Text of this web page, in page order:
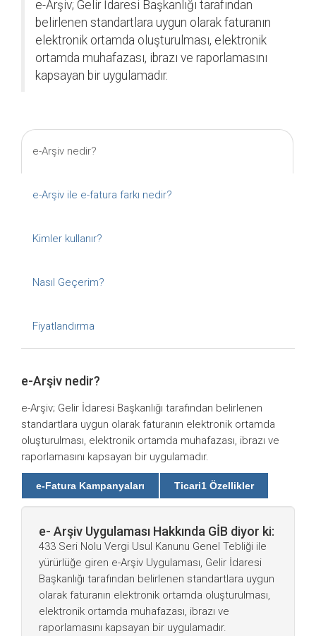
e-Arşiv; Gelir İdaresi Başkanlığı tarafından
belirlenen standartlara uygun olarak faturanın
elektronik ortamda oluşturulması, elektronik
ortamda muhafazası, ibrazı ve raporlamasını
kapsayan bir uygulamadır.
e-Arşiv nedir?
e-Arşiv ile e-fatura farkı nedir?
Kimler kullanır?
Nasıl Geçerim?
Fiyatlandırma
e-Arşiv nedir?
e-Arşiv; Gelir İdaresi Başkanlığı tarafından belirlenen
standartlara uygun olarak faturanın elektronik ortamda
oluşturulması, elektronik ortamda muhafazası, ibrazı ve
raporlamasını kapsayan bir uygulamadır.
e-Fatura Kampanyaları Ticari1 Özellikler
e- Arşiv Uygulaması Hakkında GİB diyor ki:
433 Seri Nolu Vergi Usul Kanunu Genel Tebliği ile
yürürlüğe giren e-Arşiv Uygulaması, Gelir İdaresi
Başkanlığı tarafından belirlenen standartlara uygun
olarak faturanın elektronik ortamda oluşturulması,
elektronik ortamda muhafazası, ibrazı ve
raporlamasını kapsayan bir uygulamadır.